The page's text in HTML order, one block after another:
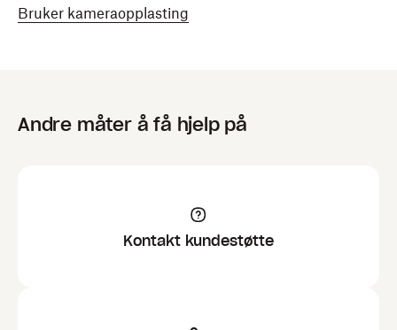
Bruker kameraopplasting
Andre måter å få hjelp på
Kontakt kundestøtte